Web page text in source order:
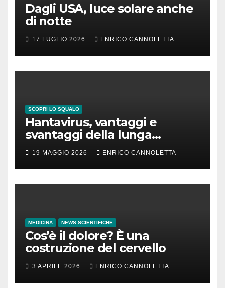
Dagli USA, luce solare anche
di notte
17 LUGLIO 2026 ENRICO CANNOLETTA
SCOPRI LO SQUALO
Hantavirus, vantaggi e
svantaggi della lunga
incubazione
19 MAGGIO 2026 ENRICO CANNOLETTA
MEDICINA NEWS SCIENTIFICHE
Cos’è il dolore? È una
costruzione del cervello
3 APRILE 2026 ENRICO CANNOLETTA